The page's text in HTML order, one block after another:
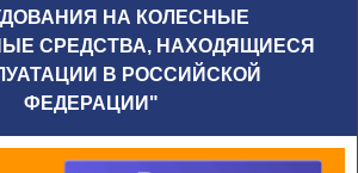
НА КОЛЕСНЫЕ
СРЕДСТВА, НАХОДЯЩИЕСЯ
В РОССИЙСКОЙ
ФЕДЕРАЦИИ"